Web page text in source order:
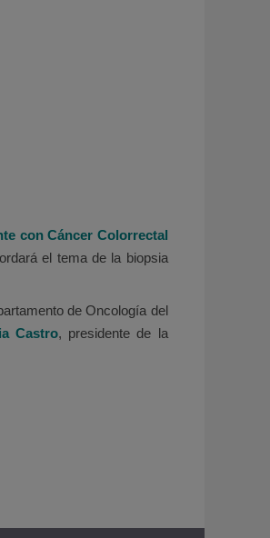
con Cáncer Colorrectal
el tema de la biopsia
de Oncología del
Castro, presidente de la